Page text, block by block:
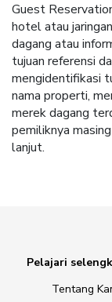
Guest
hotel atau
dagang atau
tujuan referensi
mengidentifikasi
nama properti,
merek dagang
pemiliknya
lanjut.
Pelajari
Tentang